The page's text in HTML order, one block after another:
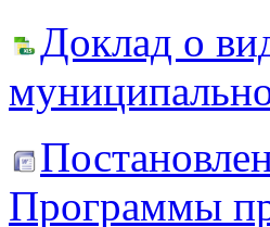
Доклад о
Программы